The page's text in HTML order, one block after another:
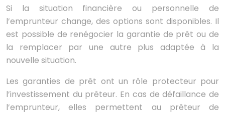
Si la situation financière ou personnelle de
l’emprunteur change, des options sont disponibles. Il
est possible de renégocier la garantie de prêt ou de
la remplacer par une autre plus adaptée à la
nouvelle situation.
Les garanties de prêt ont un rôle protecteur pour
l’investissement du prêteur. En cas de défaillance de
l’emprunteur, elles permettent au prêteur de